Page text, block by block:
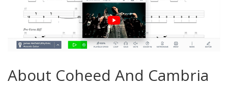
About Coheed And Cambria